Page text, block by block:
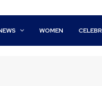
WOMEN